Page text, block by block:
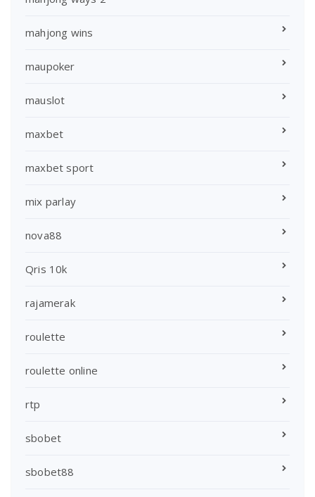
mahjong wins
maupoker
mauslot
maxbet
maxbet sport
mix parlay
nova88
Qris 10k
rajamerak
roulette
roulette online
rtp
sbobet
sbobet88